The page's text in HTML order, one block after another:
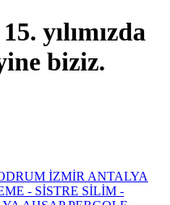
yılımızda
biziz.